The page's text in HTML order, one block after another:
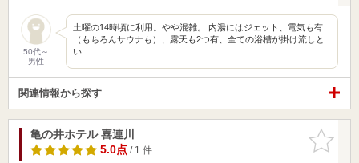
50代～
男性
土曜の14時頃に利用。やや混雑。 内湯にはジェット、電気も有
（もちろんサウナも）、露天も2つ有、全ての浴槽が掛け流しと
い…
関連情報から探す
お気に入
りに追加
亀の井ホテル 喜連川
5.0点/ 1 件